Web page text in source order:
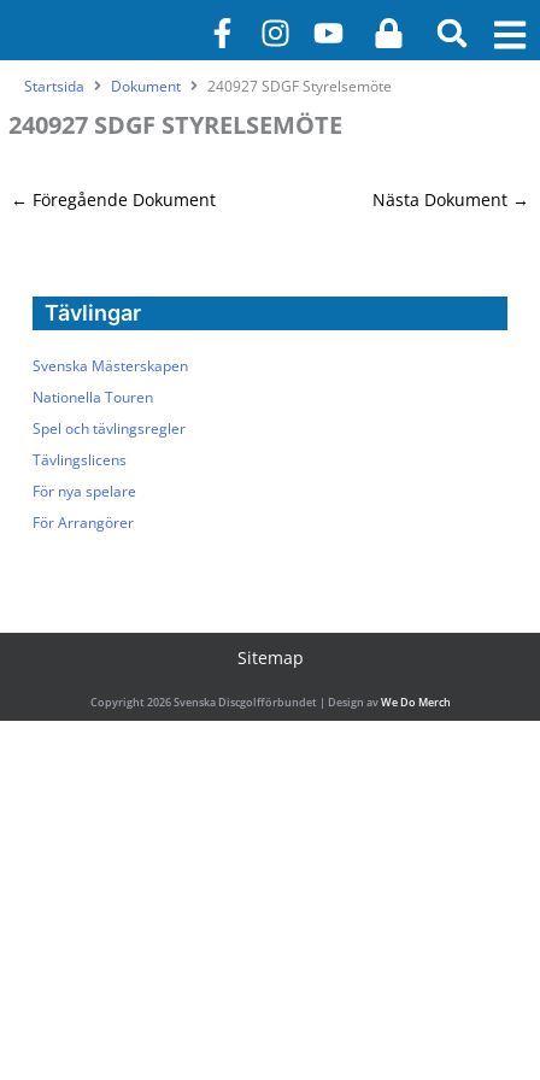
innehåll
F
a
c
e
b
f
I
n
s
t
a
Y
o
u
t
u
L
o
c
Startsida Dokument 240927 SDGF Styrelsemöte
Tävlingar
Svenska Mästerskapen
Nationella Touren
Spel och tävlingsregler
Tävlingslicens
För nya spelare
För Arrangörer
240927 SDGF STYRELSEMÖTE
← Föregående Dokument Nästa Dokument →
Copyright 2026 Svenska Discgolfförbundet | Design avWe Do Merch
Sitemap